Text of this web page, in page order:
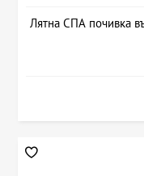
Лятна СПА почивка